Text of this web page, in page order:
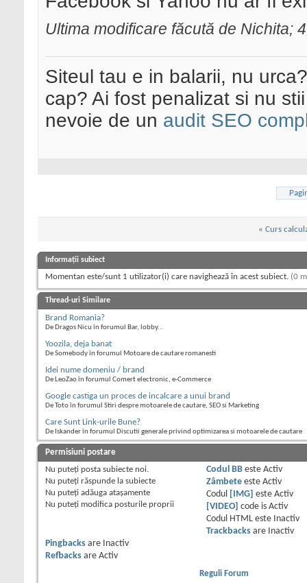
Ultima modificare făcută de Nichita;
Siteul tau e in balarii, nu
cap? Ai fost penalizat si nu
nevoie de un audit SEO
« Curs
Informații subiect
Momentan este/sunt 1 utilizator(i) care navighează în acest subiect. (0
Thread-uri Similare
Brand Romania?
De Dragos Nicu în forumul Bar, lobby...
Yoozila, deja banat
De Somebody în forumul Motoare de cautare romanesti
Idei nume domeniu / brand
De LeoZao în forumul Comert electronic, e-Commerce
Google castiga un proces de incalcare a unui brand
De Toto în forumul Stiri despre motoarele de cautare, SEO si Marketing
Care Sunt Link-urile Bune?
De Iskander în forumul Discutii generale privind optimizarea si motoarele de cautare
Permisiuni postare
Nu puteţi posta subiecte noi.
Nu puteţi răspunde la subiecte
Nu puteţi adăuga ataşamente
Nu puteţi modifica posturile proprii
Codul BBeste Activ
Zâmbeteeste Activ
Codul
[IMG] este Activ
[VIDEO] code is Activ
Codul HTML este
Inactiv
Trackbacksare
Inactiv
Pingbacks are
Inactiv
Refbacks are Activ
Reguli Forum